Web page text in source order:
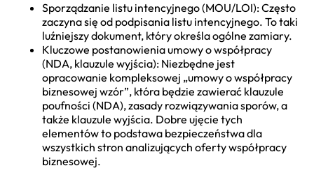
Sporządzanie listu intencyjnego (MOU/LOI): Często
zaczyna się od podpisania listu intencyjnego. To taki
luźniejszy dokument, który określa ogólne zamiary.
Kluczowe postanowienia umowy o współpracy
(NDA, klauzule wyjścia): Niezbędne jest
opracowanie kompleksowej „umowy o współpracy
biznesowej wzór”, która będzie zawierać klauzule
poufności (NDA), zasady rozwiązywania sporów, a
także klauzule wyjścia. Dobre ujęcie tych
elementów to podstawa bezpieczeństwa dla
wszystkich stron analizujących oferty współpracy
biznesowej.